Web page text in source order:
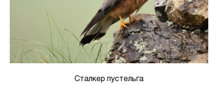
Сталкер пустельга